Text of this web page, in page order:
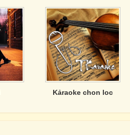
Kảraoke chon loc